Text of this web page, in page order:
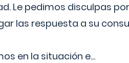
Le pedimos disculpas
las respuesta a su
en la situación e...